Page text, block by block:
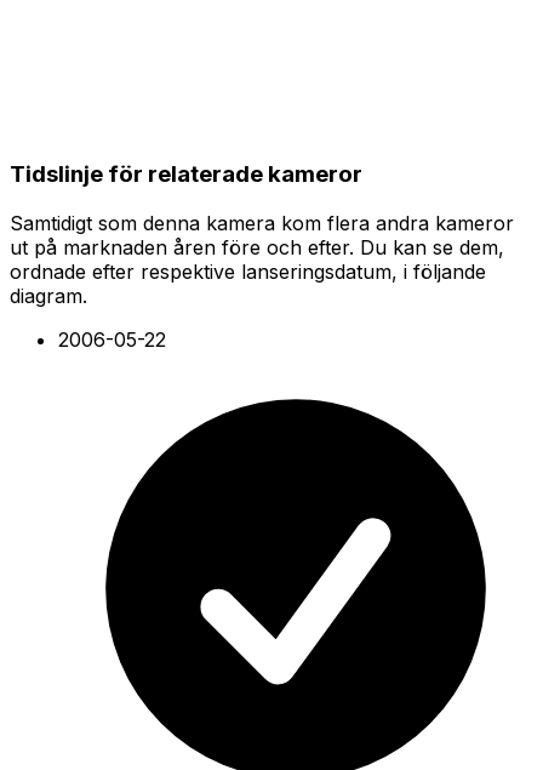
Tidslinje för relaterade kameror
Samtidigt som denna kamera kom flera andra kameror
ut på marknaden åren före och efter. Du kan se dem,
ordnade efter respektive lanseringsdatum, i följande
diagram.
2006-05-22